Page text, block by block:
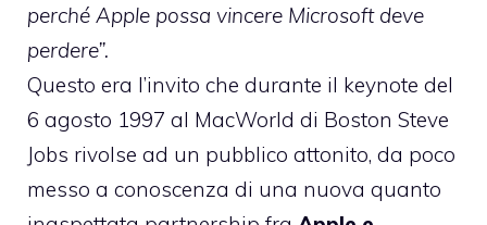
perché Apple possa vincere Microsoft deve
perdere”.
Questo era l’invito che durante il keynote del
6 agosto 1997 al MacWorld di Boston Steve
Jobs rivolse ad un pubblico attonito, da poco
messo a conoscenza di una nuova quanto